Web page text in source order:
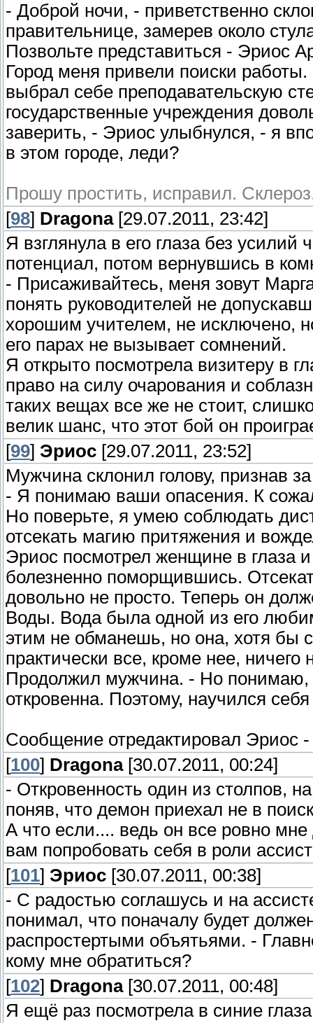
- Доброй ночи, - приветственно
правительнице, замерев около
Позвольте представиться - Эриос
Город меня привели поиски
выбрал себе преподавательскую
государственные учреждения
заверить, - Эриос улыбнулся, - я
в этом городе, леди?
Прошу простить, исправил.
[98] Dragona[29.07.2011, 23:42]
Я взглянула в его глаза без
потенциал, потом вернувшись в
- Присаживайтесь, меня зовут
понять руководителей не
хорошим учителем, не исключено,
его парах не вызывает сомнений.
Я открыто посмотрела визитеру в
право на силу очарования и
таких вещах все же не стоит,
велик шанс, что этот бой он
[99] Эриос [29.07.2011, 23:52]
Мужчина склонил голову, признав
- Я понимаю ваши опасения. К
Но поверьте, я умею соблюдать
отсекать магию притяжения и
Эриос посмотрел женщине в глаза
болезненно поморщившись.
довольно не просто. Теперь он
Воды. Вода была одной из его
этим не обманешь, но она, хотя бы
практически все, кроме нее,
Продолжил мужчина. - Но понимаю,
откровенна. Поэтому, научился
Сообщение отредактировал Эриос
[100] Dragona[30.07.2011, 00:24]
- Откровенность один из столпов,
поняв, что демон приехал не в
А что если.... ведь он все ровно
вам попробовать себя в роли
[101] Эриос [30.07.2011, 00:38]
- С радостью соглашусь и на
понимал, что поначалу будет
распростертыми объятьями. -
кому мне обратиться?
[102] Dragona[30.07.2011, 00:48]
Я ещё раз посмотрела в синие